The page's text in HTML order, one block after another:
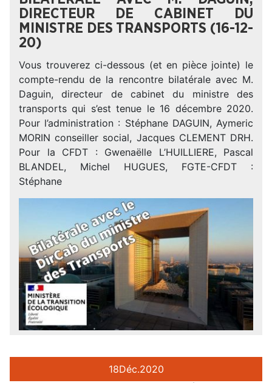
DIRECTEUR DE CABINET DU
MINISTRE DES TRANSPORTS (16-12-
20)
Vous trouverez ci-dessous (et en pièce jointe) le
compte-rendu de la rencontre bilatérale avec M.
Daguin, directeur de cabinet du ministre des
transports qui s’est tenue le 16 décembre 2020.
Pour l’administration : Stéphane DAGUIN, Aymeric
MORIN conseiller social, Jacques CLEMENT DRH.
Pour la CFDT : Gwenaëlle L’HUILLIERE, Pascal
BLANDEL, Michel HUGUES, FGTE-CFDT :
Stéphane
18Déc.2020